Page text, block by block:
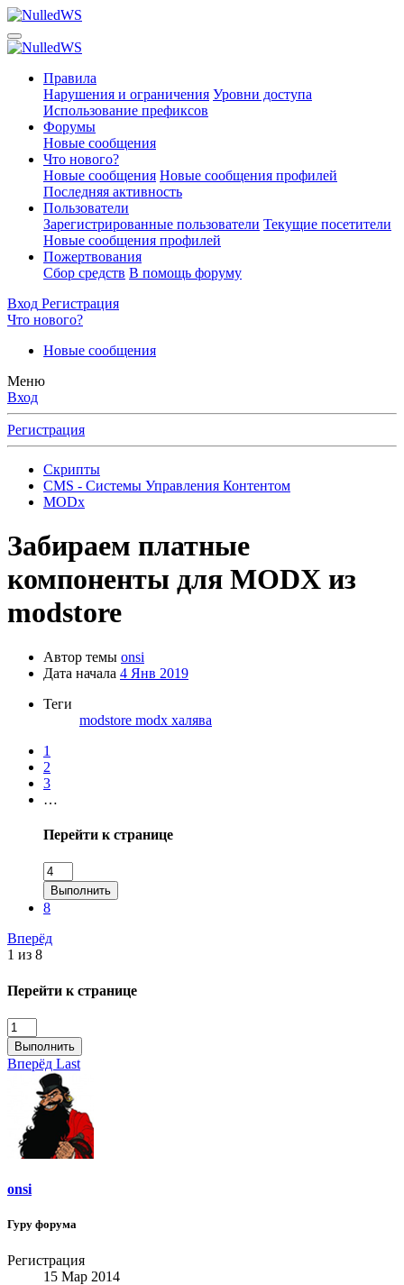
Правила
Нарушения и ограничения Уровни доступа
Использование префиксов
Форумы
Новые сообщения
Что нового?
Новые сообщения Новые сообщения профилей
Последняя активность
Пользователи
Зарегистрированные пользователи Текущие посетители
Новые сообщения профилей
Пожертвования
Сбор средств В помощь форуму
Вход Регистрация
Что нового?
Новые сообщения
Меню
Вход
Регистрация
Скрипты
CMS - Системы Управления Контентом
MODx
Забираем платные
компоненты для MODX из
modstore
Автор темы onsi
Дата начала 4 Янв 2019
Теги
modstore modx халява
1
2
3
…
Перейти к странице
Выполнить
8
Вперёд
1 из 8
Перейти к странице
Выполнить
Вперёд Last
onsi
Гуру форума
Регистрация
15 Мар 2014